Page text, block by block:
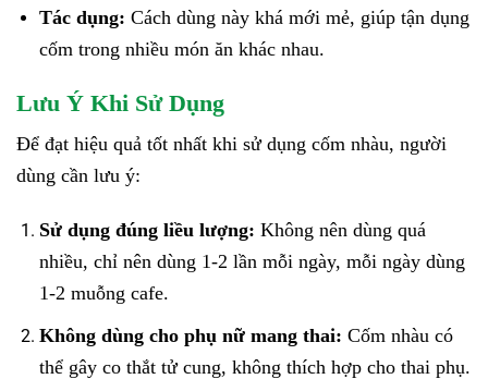
Tác dụng: Cách dùng này khá mới mẻ, giúp tận dụng
cốm trong nhiều món ăn khác nhau.
Lưu Ý Khi Sử Dụng
Để đạt hiệu quả tốt nhất khi sử dụng cốm nhàu, người
dùng cần lưu ý:
Sử dụng đúng liều lượng: Không nên dùng quá
nhiều, chỉ nên dùng 1-2 lần mỗi ngày, mỗi ngày dùng
1-2 muỗng cafe.
Không dùng cho phụ nữ mang thai: Cốm nhàu có
thể gây co thắt tử cung, không thích hợp cho thai phụ.